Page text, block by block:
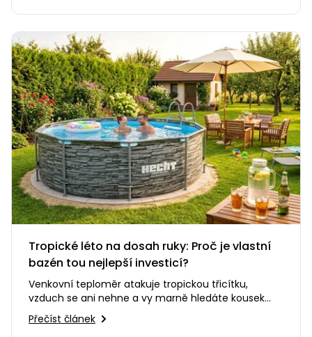
Tropické léto na dosah ruky: Proč je vlastní
bazén tou nejlepší investicí?
Venkovní teploměr atakuje tropickou třicítku,
vzduch se ani nehne a vy marně hledáte kousek
stínu. Představa, že se teď…
Přečíst článek